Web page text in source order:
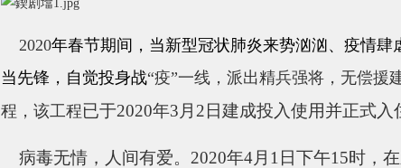
2020年春节期间，当新型冠状肺炎来势汹汹、疫情肆
当先锋，自觉投身战“疫”一线，派出精兵强将，无偿援
程，该工程已于2020年3月2日建成投入使用并正式入
病毒无情，人间有爱。 2020年4月1日下午15时，